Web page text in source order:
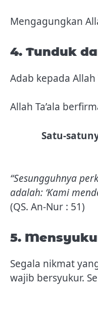
Mengagungkan
4. Tunduk
Adab kepada
Allah Ta’ala
Satu-
“Sesungguhnya
adalah: ‘Kami
(QS. An-Nur : 51)
5.
Segala nikmat
wajib bersyukur.